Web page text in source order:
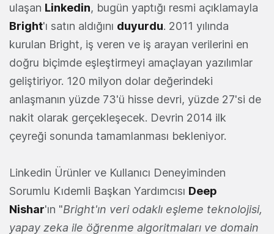
ulaşan Linkedin, bugün yaptığı resmi açıklamayla
Bright'ı satın aldığını duyurdu. 2011 yılında
kurulan Bright, iş veren ve iş arayan verilerini en
doğru biçimde eşleştirmeyi amaçlayan yazılımlar
geliştiriyor. 120 milyon dolar değerindeki
anlaşmanın yüzde 73'ü hisse devri, yüzde 27'si de
nakit olarak gerçekleşecek. Devrin 2014 ilk
çeyreği sonunda tamamlanması bekleniyor.
Linkedin Ürünler ve Kullanıcı Deneyiminden
Sorumlu Kıdemli Başkan Yardımcısı Deep
Nishar'ın "Bright'ın veri odaklı eşleme teknolojisi,
yapay zeka ile öğrenme algoritmaları ve domain